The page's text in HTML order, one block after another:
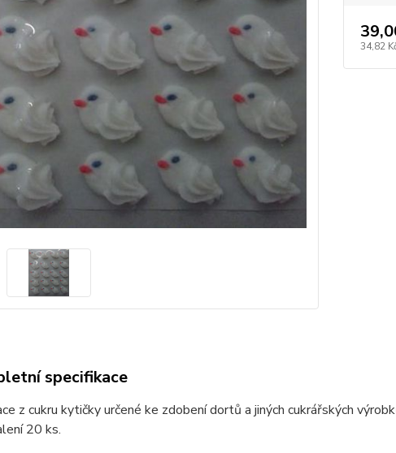
34,82
specifikace
z cukru kytičky určené ke zdobení dortů a jiných cukrářských
20 ks.